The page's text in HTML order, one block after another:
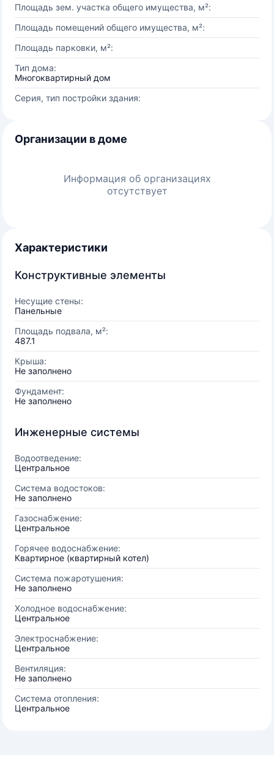
Площадь зем. участка общего имущества, м²:
Площадь помещений общего имущества, м²:
Площадь парковки, м²:
Тип дома:
Многоквартирный дом
Серия, тип постройки здания:
Организации в доме
Информация об организациях
отсутствует
Характеристики
Конструктивные элементы
Несущие стены:
Панельные
Площадь подвала, м²:
487.1
Крыша:
Не заполнено
Фундамент:
Не заполнено
Инженерные системы
Водоотведение:
Центральное
Система водостоков:
Не заполнено
Газоснабжение:
Центральное
Горячее водоснабжение:
Квартирное (квартирный котел)
Система пожаротушения:
Не заполнено
Холодное водоснабжение:
Центральное
Электроснабжение:
Центральное
Вентиляция:
Не заполнено
Система отопления:
Центральное